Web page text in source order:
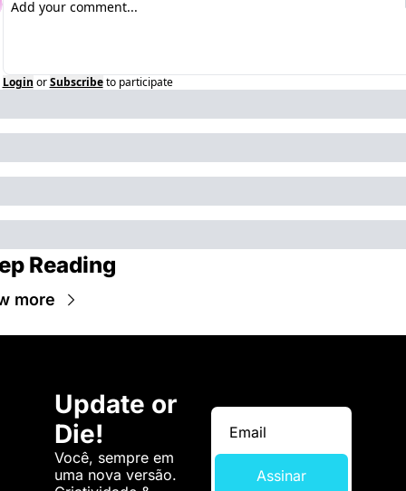
Login or Subscribe to participate
Reading
more
Update or
Die!
Você, sempre em
uma nova versão.
Assinar